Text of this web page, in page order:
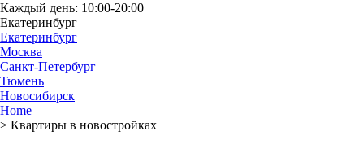
Каждый день: 10:00-20:00
Екатеринбург
Екатеринбург
Москва
Санкт-Петербург
Тюмень
Новосибирск
Home
> Квартиры в новостройках